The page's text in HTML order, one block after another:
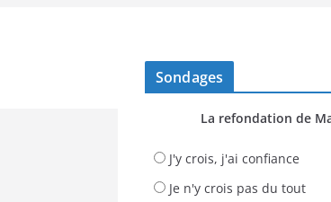
Sondages
La refondation de
J'y crois, j'ai confiance
Je n'y crois pas du tout